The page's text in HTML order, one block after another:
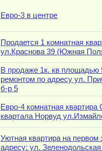
Евро-3 в центре
Продается 1 комнатная
ул.Краснова 39 (Южная
В продаже 1к. кв площадью
ремонтом по адресу ул.
б-р 5
Евро-4 комнатная квартира
квартала Норвуд
Уютная квартира на первом
адресу: ул.